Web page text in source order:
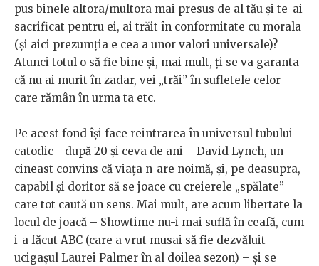
pus binele altora/multora mai presus de al tău și te-ai
sacrificat pentru ei, ai trăit în conformitate cu morala
(și aici prezumția e cea a unor valori universale)?
Atunci totul o să fie bine și, mai mult, ți se va garanta
că nu ai murit în zadar, vei „trăi” în sufletele celor
care rămân în urma ta etc.
Pe acest fond își face reintrarea în universul tubului
catodic - după 20 și ceva de ani – David Lynch, un
cineast convins că viața n-are noimă, și, pe deasupra,
capabil și doritor să se joace cu creierele „spălate”
care tot caută un sens. Mai mult, are acum libertate la
locul de joacă – Showtime nu-i mai suflă în ceafă, cum
i-a făcut ABC (care a vrut musai să fie dezvăluit
ucigașul Laurei Palmer în al doilea sezon) – și se